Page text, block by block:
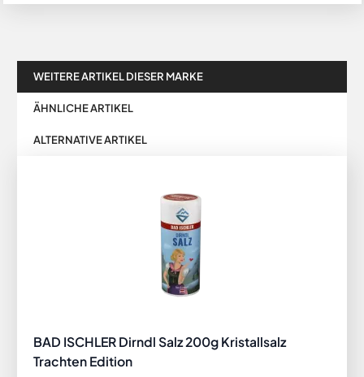
WEITERE ARTIKEL DIESER MARKE
ÄHNLICHE ARTIKEL
ALTERNATIVE ARTIKEL
BAD ISCHLER Dirndl Salz 200g Kristallsalz
Trachten Edition